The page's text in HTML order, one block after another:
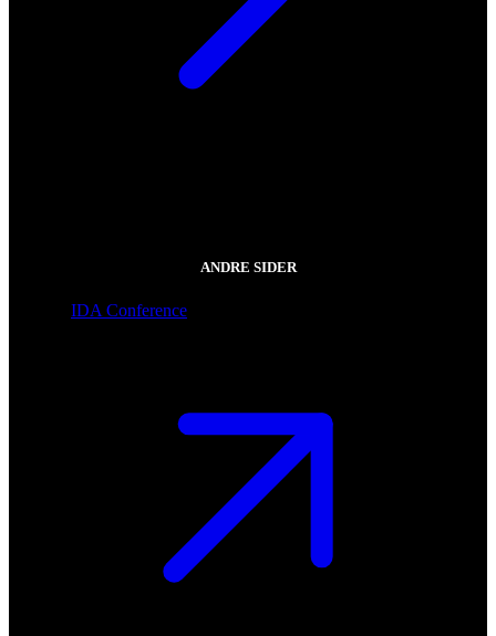
ANDRE SIDER
IDA Conference